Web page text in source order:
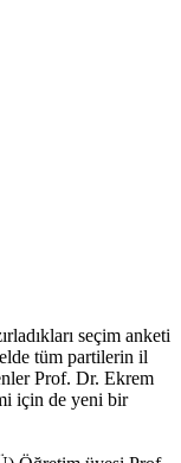
seçim anketi
tüm partilerin il
Prof. Dr. Ekrem
için de yeni bir